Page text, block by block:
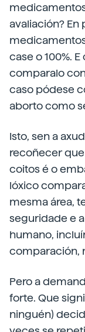
avaliación?
case o 100%.
comparalo
caso pódese
aborto como
Isto, sen a
recoñecer
coitos é o
lóxico
mesma área,
seguridade e
humano,
comparación,
Pero a
forte. Que
ninguén)